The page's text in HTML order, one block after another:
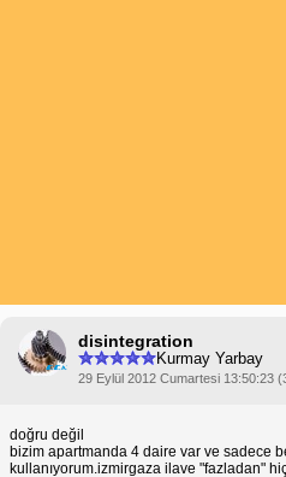
disintegration
Kurmay Yarbay
29 Eylül 2012 Cumartesi 13:50:23
doğru değil
bizim apartmanda 4 daire var ve sadece
kullanıyorum.izmirgaza ilave "fazladan"